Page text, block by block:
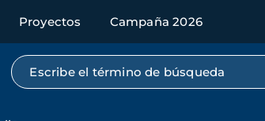
Proyectos Campaña 2026
Búsqueda por texto completo